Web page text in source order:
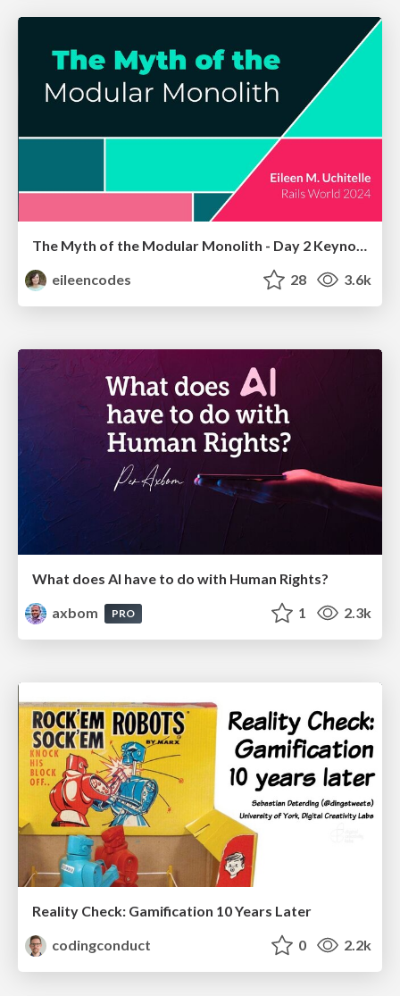
The Myth of the Modular Monolith - Day 2 Keynote - Rails World 2024
eileencodes
28 3.6k
What does AI have to do with Human Rights?
axbom
PRO 1 2.3k
Reality Check: Gamification 10 Years Later
codingconduct
0 2.2k